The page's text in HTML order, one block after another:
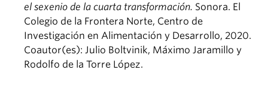
el sexenio de la cuarta transformación. Sonora. El
Colegio de la Frontera Norte, Centro de
Investigación en Alimentación y Desarrollo, 2020.
Coautor(es): Julio Boltvinik, Máximo Jaramillo y
Rodolfo de la Torre López.